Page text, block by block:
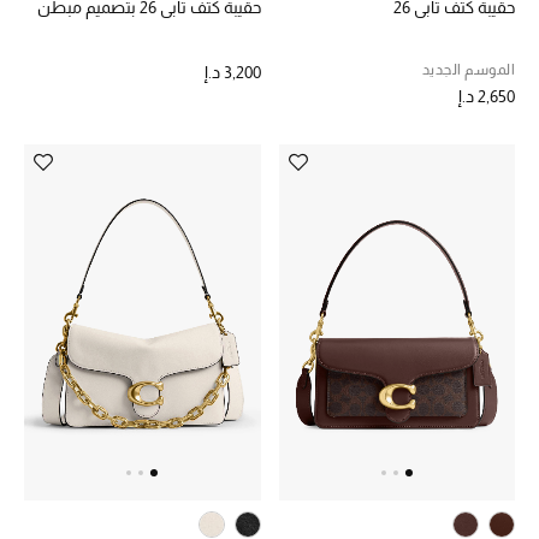
العناية الشخصية بالرجال
الأطفال
عرض جميع المنتجات
حقيبة كتف تابي 26
الموسم الجديد
2,650 د.إ
حقيبة كتف تابي 26 بتصميم مبطن
3,200 د.إ